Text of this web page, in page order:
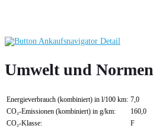
Umwelt und Normen
Energieverbrauch (kombiniert) in l/100 km: 7,0
CO₂-Emissionen (kombiniert) in g/km:
160,0
CO₂-Klasse:
F